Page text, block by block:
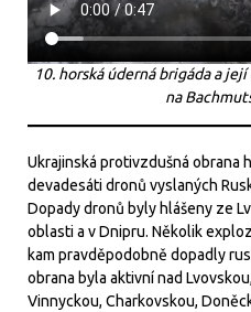
10. horská úderná brigáda a
na
Ukrajinská protivzdušná obrana
devadesáti dronů vyslaných
Dopady dronů byly hlášeny ze
oblasti a v Dnipru. Několik
kam pravděpodobně dopadly
obrana byla aktivní nad
Vinnyckou, Charkovskou,